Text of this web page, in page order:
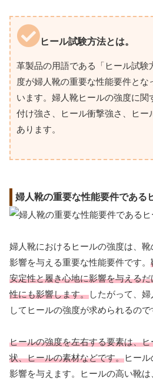
ヒール試験方法とは。
革製品の用語である「ヒール試験
度が婦人靴の重要な性能要件とな
います。婦人靴ヒールの強度に関
付け強さ、ヒール衝撃強さ、ヒー
あります。
婦人靴の重要な性能要件である
婦人靴におけるヒールの強度は、
影響を与える重要な性能要件です。
安定性と履き心地に影響を与える
性にも影響します。したがって、
してヒールの強度が求められるので
ヒールの強度を左右する要素は、
状、ヒールの素材などです。ヒー
影響を与えます。ヒールの高い靴